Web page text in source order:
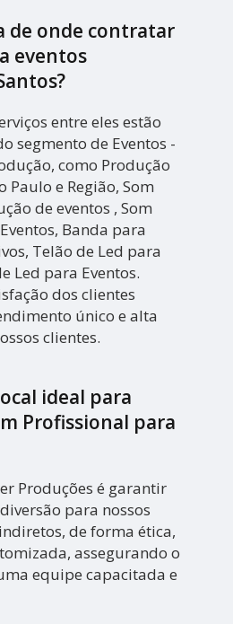
de onde contratar
eventos
entre eles estão
segmento de Eventos -
como Produção
Paulo e Região, Som
de eventos , Som
Banda para
Telão de Led para
Led para Eventos.
dos clientes
único e alta
clientes.
ideal para
Profissional para
Produções é garantir
para nossos
de forma ética,
assegurando o
equipe capacitada e